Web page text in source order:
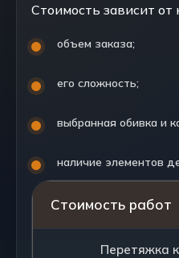
Стоимость зависит от
объем заказа;
его сложность;
выбранная обивка и
наличие элементов
Стоимость работ
Перетяжка